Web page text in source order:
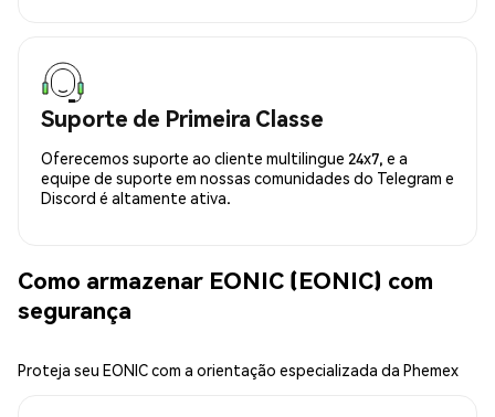
Suporte de Primeira Classe
Oferecemos suporte ao cliente multilingue 24x7, e a
equipe de suporte em nossas comunidades do Telegram e
Discord é altamente ativa.
Como armazenar EONIC (EONIC) com
segurança
Proteja seu EONIC com a orientação especializada da Phemex